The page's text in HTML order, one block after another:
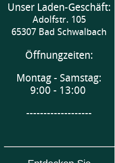
Unser Laden-Geschäft:
Adolfstr. 105
65307 Bad Schwalbach
Öffnungzeiten:
Montag - Samstag:
9:00 - 13:00
-------------------